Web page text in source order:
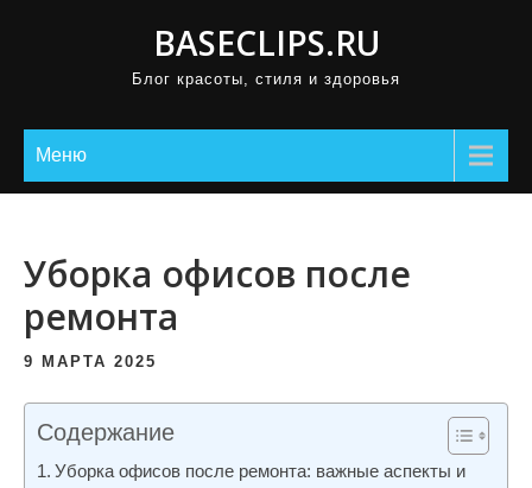
BASECLIPS.RU
Блог красоты, стиля и здоровья
Меню
Уборка офисов после
ремонта
9 МАРТА 2025
Содержание
Уборка офисов после ремонта: важные аспекты и